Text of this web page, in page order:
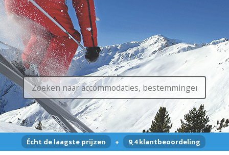
Écht de laagste prijzen + 9,4 klantbeoordeling